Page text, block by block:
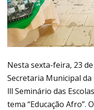
‌Nesta sexta-feira, 23
Secretaria Municipal da
lll Seminário das
tema “Educação